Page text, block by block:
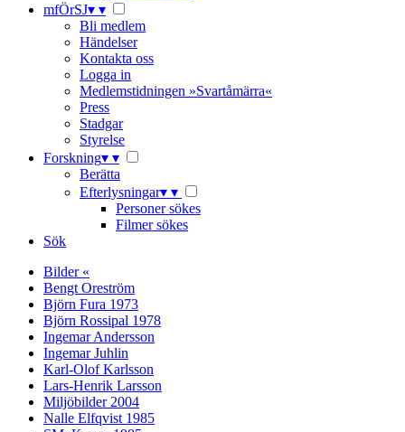
mfÖrSJ▾ ▾
Bli medlem
Händelser
Kontakta oss
Logga in
Medlemstidningen »Svartåmärra«
Press
Stadgar
Styrelse
Forskning▾ ▾
Berätta
Efterlysningar▾ ▾
Personer sökes
Filmer sökes
Sök
Bilder «
Bengt Oreström
Björn Fura 1973
Björn Rossipal 1978
Ingemar Andersson
Ingemar Juhlin
Karl-Olof Karlsson
Lars-Henrik Larsson
Miljöbilder 2004
Nalle Elfqvist 1985